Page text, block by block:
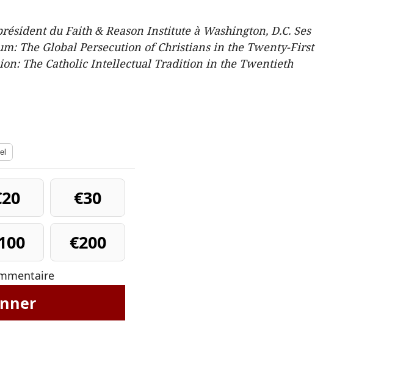
du Faith & Reason Institute à Washington, D.C. Ses
The Global Persecution of Christians in the Twenty-First
The Catholic Intellectual Tradition in the Twentieth
€30
€200